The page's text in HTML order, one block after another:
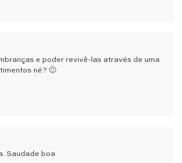
e poder revivê-las através de uma
né? 🙂
Saudade boa